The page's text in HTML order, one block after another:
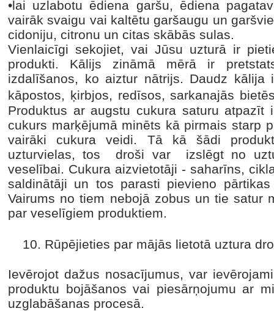
•lai uzlabotu ēdiena garšu, ēdiena
vairāk svaigu vai kaltētu garšaugu un
cidoniju, citronu un citas skābās sulas.
Vienlaicīgi sekojiet, vai Jūsu uzturā ir
produkti. Kālijs zināmā mērā ir
izdalīšanos, ko aiztur nātrijs. Daudz kālija
kāpostos, ķirbjos, redīsos, sarkanajās
Produktus ar augstu cukura saturu
cukurs marķējumā minēts kā pirmais starp
vairāki cukura veidi. Tā kā šādi
uzturvielas, tos droši var izslēgt no
veselībai. Cukura aizvietotāji - saharīns,
saldinātāji un tos parasti pievieno
Vairums no tiem nebojā zobus un tie satur
par veselīgiem produktiem.
10. Rūpējieties par mājās lietotā uztura
Ievērojot dažus nosacījumus, var
produktu bojāšanos vai piesārņojumu ar
uzglabāšanas procesā.